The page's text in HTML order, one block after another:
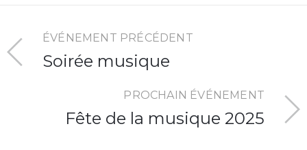
ÉVÉNEMENT PRÉCÉDENT
Soirée musique
PROCHAIN ÉVÉNEMENT
Fête de la musique 2025